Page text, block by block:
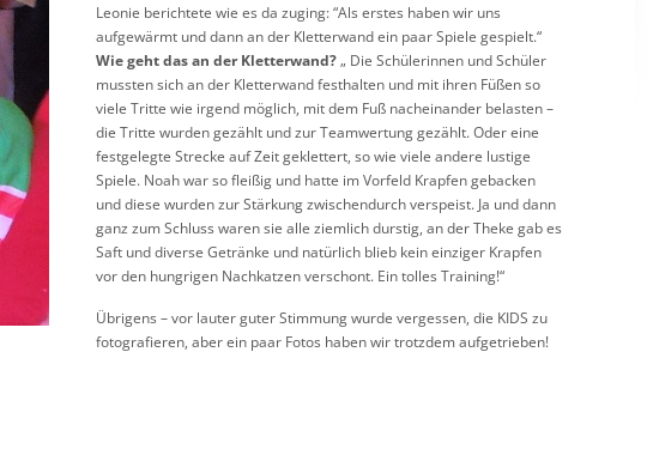
Leonie berichtete wie es da zuging: “Als erstes haben wir uns
aufgewärmt und dann an der Kletterwand ein paar Spiele gespielt.“
Wie geht das an der Kletterwand?„ Die Schülerinnen und Schüler
mussten sich an der Kletterwand festhalten und mit ihren Füßen so
viele Tritte wie irgend möglich, mit dem Fuß nacheinander belasten –
die Tritte wurden gezählt und zur Teamwertung gezählt. Oder eine
festgelegte Strecke auf Zeit geklettert, so wie viele andere lustige
Spiele. Noah war so fleißig und hatte im Vorfeld Krapfen gebacken
und diese wurden zur Stärkung zwischendurch verspeist. Ja und dann
ganz zum Schluss waren sie alle ziemlich durstig, an der Theke gab es
Saft und diverse Getränke und natürlich blieb kein einziger Krapfen
vor den hungrigen Nachkatzen verschont. Ein tolles Training!“
Übrigens – vor lauter guter Stimmung wurde vergessen, die KIDS zu
fotografieren, aber ein paar Fotos haben wir trotzdem aufgetrieben!